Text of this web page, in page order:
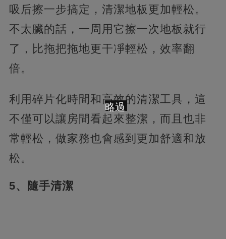
吸后擦一步搞定，清潔地板更加輕松。
不太臟的話，一周用它擦一次地板就行
了，比拖把拖地更干凈輕松，效率翻
倍。
利用碎片化時間和高效的清潔工具，這
不僅可以讓房間看起來整潔，而且也非
常輕松，做家務也會感到更加舒適和放
松。
5、隨手清潔
略過